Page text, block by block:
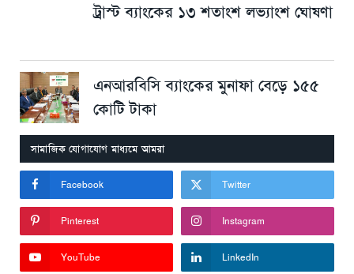
ট্রাস্ট ব্যাংকের ১৩ শতাংশ লভ্যাংশ ঘোষণা
এনআরবিসি ব্যাংকের মুনাফা বেড়ে ১৫৫
কোটি টাকা
সামাজিক যোগাযোগ মাধ্যমে আমরা
Facebook Twitter
Pinterest Instagram
YouTube LinkedIn